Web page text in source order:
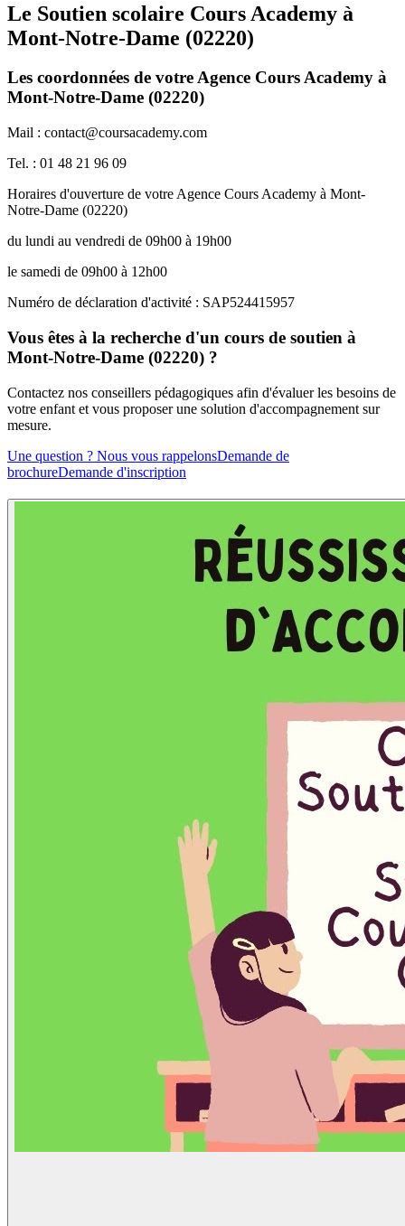
Le Soutien scolaire Cours Academy à
Mont-Notre-Dame (02220)
Les coordonnées de votre Agence Cours Academy à
Mont-Notre-Dame (02220)
Mail : contact@coursacademy.com
Tel. : 01 48 21 96 09
Horaires d'ouverture de votre Agence Cours Academy à Mont-
Notre-Dame (02220)
du lundi au vendredi de 09h00 à 19h00
le samedi de 09h00 à 12h00
Numéro de déclaration d'activité : SAP524415957
Vous êtes à la recherche d'un cours de soutien à
Mont-Notre-Dame (02220) ?
Contactez nos conseillers pédagogiques afin d'évaluer les besoins de
votre enfant et vous proposer une solution d'accompagnement sur
mesure.
Une question ? Nous vous rappelonsDemande de
brochureDemande d'inscription